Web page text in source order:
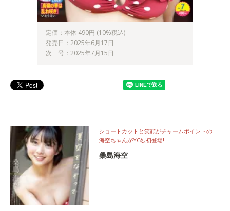
定価：本体 490円 (10%税込)
発売日：2025年6月17日
次 号：2025年7月15日
ショートカットと笑顔がチャームポイントの
海空ちゃんがYC烈初登場‼
桑島海空